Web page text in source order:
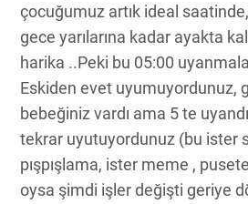
çocuğumuz artık ideal
gece yarılarına kadar ayakta
harika ..Peki bu 05:00
Eskiden evet uyumuyordunuz,
bebeğiniz vardı ama 5 te
tekrar uyutuyordunuz (bu ister
pışpışlama, ister meme ,
oysa şimdi işler değişti geriye